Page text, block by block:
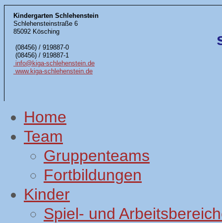
Kindergarten Schlehenstein
Schlehensteinstraße 6
85092 Kösching
(08456) / 919887-0
(08456) / 919887-1
info@kiga-schlehenstein.de
www.kiga-schlehenstein.de
Home
Team
Gruppenteams
Fortbildungen
Kinder
Spiel- und